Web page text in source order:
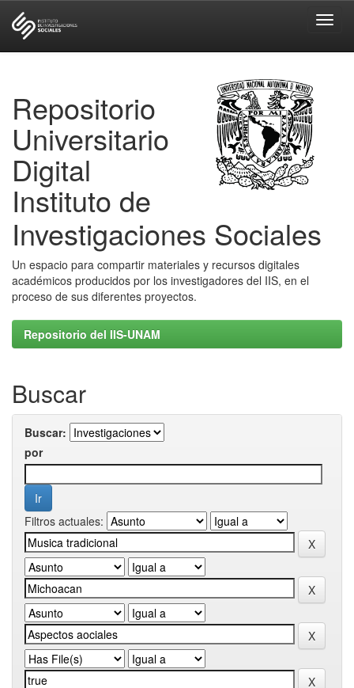
Repositorio
Universitario
Digital
Instituto de
Investigaciones Sociales
Un espacio para compartir materiales y recursos digitales
académicos producidos por los investigadores del IIS, en el
proceso de sus diferentes proyectos.
Repositorio del IIS-UNAM
Buscar
Buscar:
por
Filtros actuales: